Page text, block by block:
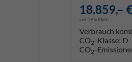
18.859,–
incl. 19% MwSt.
Verbrauch
CO2-Klasse: D
CO2-